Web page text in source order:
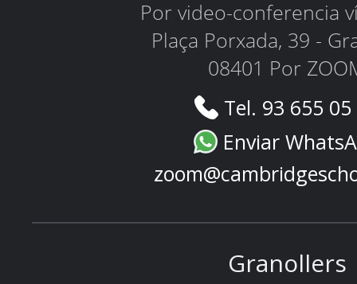
Por video-conferencia
Plaça Porxada, 39 -
08401 Por
Tel. 93 655
Enviar
Granollers